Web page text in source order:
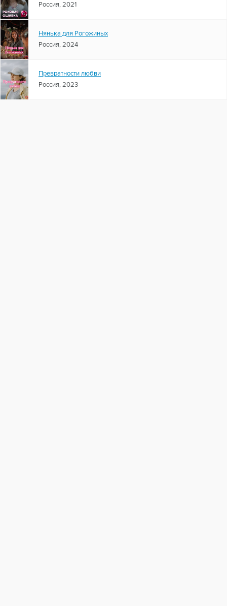
Россия, 2021
Нянька для Рогожиных
Россия, 2024
Превратности любви
Россия, 2023